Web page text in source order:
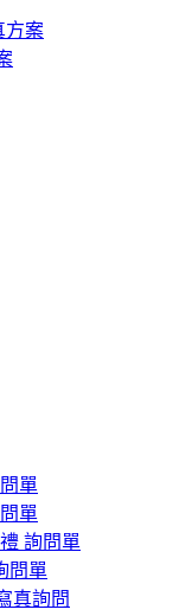
方案
單
單
詢問單
問單
真詢問